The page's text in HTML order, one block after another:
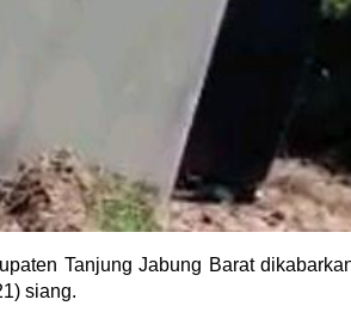
Tanjung Jabung Barat
siang.